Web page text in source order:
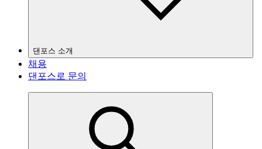
댄포스 소개
채용
댄포스로 문의